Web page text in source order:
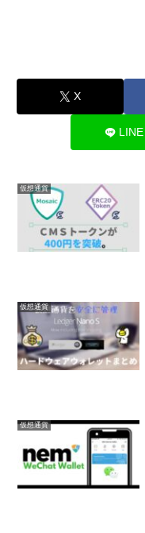
X
LINE
仮想通貨
仮想通貨
仮想通貨